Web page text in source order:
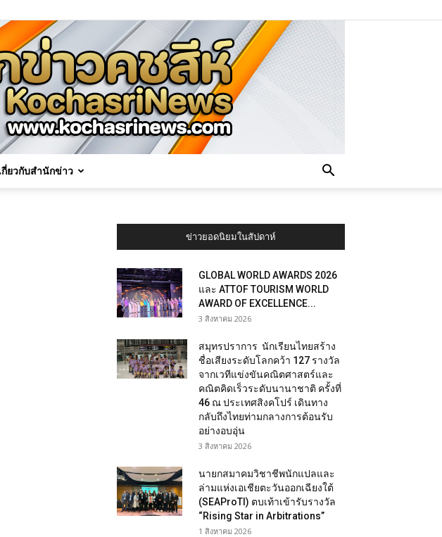
กี่ยวกับสำนักข่าว
ข่าวยอดนิยมในสัปดาห์
GLOBAL WORLD AWARDS 2026
และ ATTOF TOURISM WORLD
AWARD OF EXCELLENCE...
3 สิงหาคม 2026
สมุทรปราการ นักเรียนไทยสร้าง
ชื่อเสียงระดับโลกคว้า 127 รางวัล
จากเวทีแข่งขันคณิตศาสตร์และ
คณิตคิดเร็วระดับนานาชาติ ครั้งที่
46 ณ ประเทศสิงคโปร์ เดินทาง
กลับถึงไทยท่ามกลางการต้อนรับ
อย่างอบอุ่น
3 สิงหาคม 2026
นายกสมาคมวิชาชีพนักแปลและ
ล่ามแห่งเอเชียตะวันออกเฉียงใต้
(SEAProTI) ตบเท้าเข้ารับรางวัล
“Rising Star in Arbitrations”
1 สิงหาคม 2026